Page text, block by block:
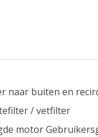
naar buiten en
/ vetfilter
motor